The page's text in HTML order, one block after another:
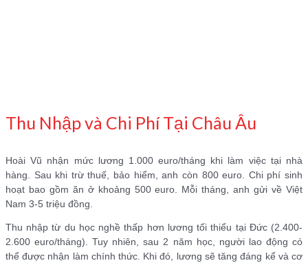
Thu Nhập và Chi Phí Tại Châu Âu
Hoài Vũ nhận mức lương 1.000 euro/tháng khi làm việc tại nhà
hàng. Sau khi trừ thuế, bảo hiểm, anh còn 800 euro. Chi phí sinh
hoạt bao gồm ăn ở khoảng 500 euro. Mỗi tháng, anh gửi về Việt
Nam 3-5 triệu đồng.
Thu nhập từ du học nghề thấp hơn lương tối thiểu tại Đức (2.400-
2.600 euro/tháng). Tuy nhiên, sau 2 năm học, người lao động có
thể được nhận làm chính thức. Khi đó, lương sẽ tăng đáng kể và cơ